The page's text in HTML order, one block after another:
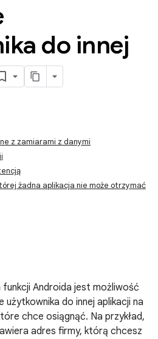
do innej
z zamiarami z danymi
żadna aplikacja nie może otrzymać
funkcji Androida jest możliwość
użytkownika do innej aplikacji na
chce osiągnąć. Na przykład,
adres firmy, którą chcesz